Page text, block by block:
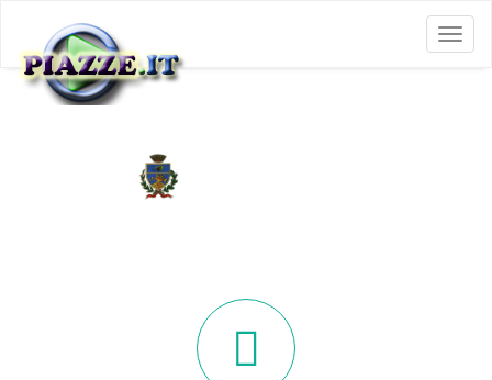
Menu